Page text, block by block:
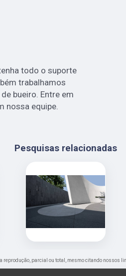
todo o suporte
trabalhamos
bueiro. Entre em
nossa equipe.
Pesquisas relacionadas
reprodução, parcial ou total, mesmo citando